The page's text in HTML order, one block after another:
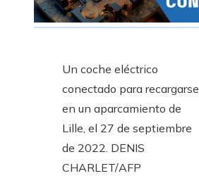
Un coche eléctrico
conectado para recargarse
en un aparcamiento de
Lille, el 27 de septiembre
de 2022. DENIS
CHARLET/AFP